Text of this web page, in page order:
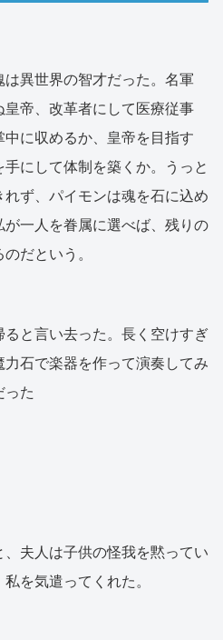
異世界の智才だった。名軍
帝、改革者にして医療従事
に収めるか、皇帝を目指す
にして体制を築くか。うっと
れず、パイモンは魂を石に込め
一人を眷属に選べば、残りの
だという。
と言い去った。長く空けすぎ
石で楽器を作って演奏してみ
った
夫人は子供の怪我を黙ってい
を気遣ってくれた。